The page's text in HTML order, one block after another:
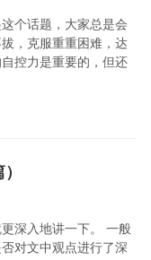
个话题，大家总是会
，克服重重困难，达
控力是重要的，但还
深入地讲一下。 一般
对文中观点进行了深